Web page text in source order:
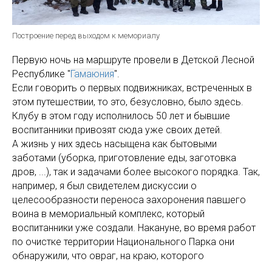
Построение перед выходом к мемориалу
Первую ночь на маршруте провели в Детской Лесной
Республике "Гамаюния".
Если говорить о первых подвижниках, встреченных в
этом путешествии, то это, безусловно, было здесь.
Клубу в этом году исполнилось 50 лет и бывшие
воспитанники привозят сюда уже своих детей.
А жизнь у них здесь насыщена как бытовыми
заботами (уборка, приготовление еды, заготовка
дров, ...), так и задачами более высокого порядка. Так,
например, я был свидетелем дискуссии о
целесообразности переноса захоронения павшего
воина в мемориальный комплекс, который
воспитанники уже создали. Накануне, во время работ
по очистке территории Национального Парка они
обнаружили, что овраг, на краю, которого